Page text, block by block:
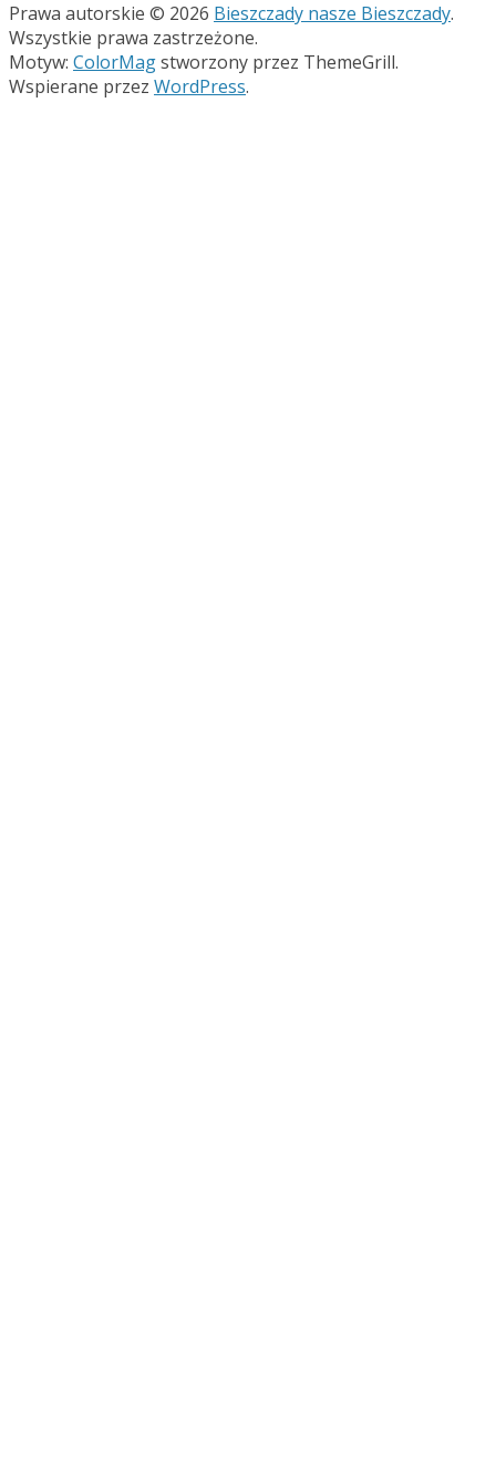
Prawa autorskie © 2026 Bieszczady nasze Bieszczady.
Wszystkie prawa zastrzeżone.
Motyw: ColorMagstworzony przez ThemeGrill.
Wspierane przez WordPress.